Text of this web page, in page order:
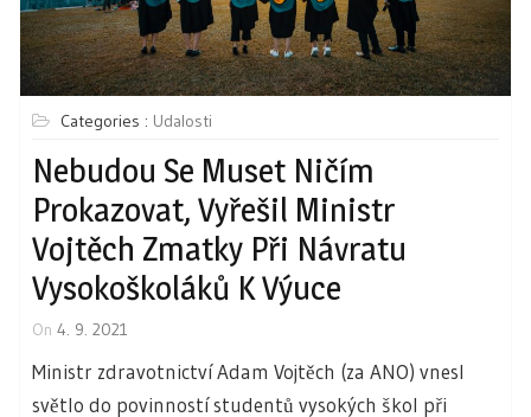
Categories : Udalosti
Nebudou Se Muset Ničím
Prokazovat, Vyřešil Ministr
Vojtěch Zmatky Při Návratu
Vysokoškoláků K Výuce
On 4. 9. 2021
Ministr zdravotnictví Adam Vojtěch (za ANO) vnesl
světlo do povinností studentů vysokých škol při